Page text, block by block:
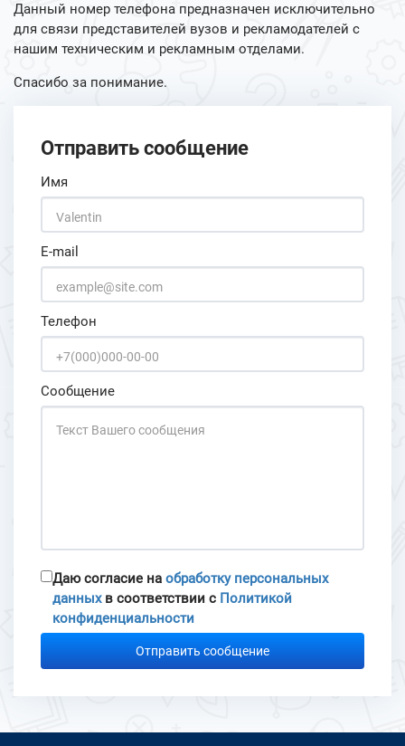
Данный номер телефона предназначен исключительно
для связи представителей вузов и рекламодателей с
нашим техническим и рекламным отделами.
Спасибо за понимание.
Отправить сообщение
Имя
E-mail
Телефон
Сообщение
Даю согласие на обработку персональных
данныхв соответствии с Политикой
конфиденциальности
Отправить сообщение